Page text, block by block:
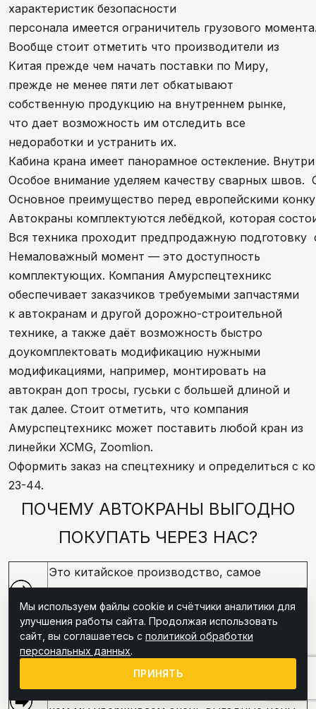
характеристик безопасности
персонала имеется ограничитель грузового
Вообще стоит отметить что производители из
Китая прежде чем начать поставки по Миру,
прежде не менее пяти лет обкатывают
собственную продукцию на внутреннем рынке,
что дает возможность им отследить все
недоработки и устранить их.
Кабина крана имеет панорамное остекление.
Особое внимание уделяем качеству сварных
Основное преимущество перед европейскими
Автокраны комплектуются лебёдкой, которая
Вся техника проходит предпродажную подготовку
Немаловажный момент — это доступность
комплектующих. Компания Амурспецтехникс
обеспечивает заказчиков требуемыми запчастями
к автокранам и другой дорожно-строительной
технике, а также даёт возможность быстро
доукомплектовать модификацию нужными
модификациями, например, монтировать на
автокран доп тросы, гуськи с большей длиной и
так далее. Стоит отметить, что компания
Амурспецтехникс может поставить любой кран из
линейки XCMG, Zoomlion.
Оформить заказ на спецтехнику и определиться с
23-44.
ПОЧЕМУ АВТОКРАНЫ ВЫГОДНО
ПОКУПАТЬ ЧЕРЕЗ НАС?
Это китайское производство, самое
доступное по цене на отечественном
рынке.
Мы поставляем технику под заказ всего за 1
месяц, то есть через 30 дней заказ уже
будет выполнен.
У нас прямые поставки от производителей,
Мы используем файлы cookie и счётчики аналитики для
улучшения работы сайта. Продолжая использовать
сайт, вы соглашаетесь с политикой обработки
персональных данных.
ПРИНЯТЬ